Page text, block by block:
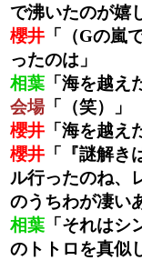
で沸いたのが嬉
櫻井 「（Gの嵐
ったのは」
相葉 「海を越え
会場「（笑）」
櫻井 「海を越え
櫻井 「『謎解
ル行ったのね、
のうちわが凄い
相葉 「それは
のトトロを真似